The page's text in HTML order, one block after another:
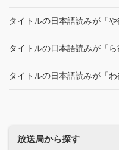
タイトルの日本語読みが「
タイトルの日本語読みが「
タイトルの日本語読みが「
放送局から探す